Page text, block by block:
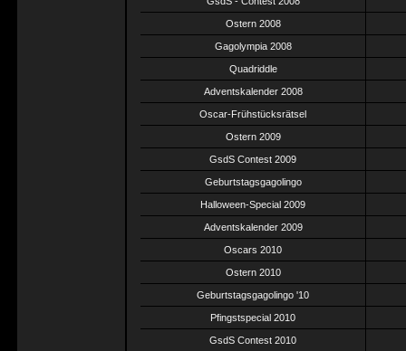
Ostern 2008
Gagolympia 2008
Quadriddle
Adventskalender 2008
Oscar-Frühstücksrätsel
Ostern 2009
GsdS Contest 2009
Geburtstagsgagolingo
Halloween-Special 2009
Adventskalender 2009
Oscars 2010
Ostern 2010
Geburtstagsgagolingo '10
Pfingstspecial 2010
GsdS Contest 2010